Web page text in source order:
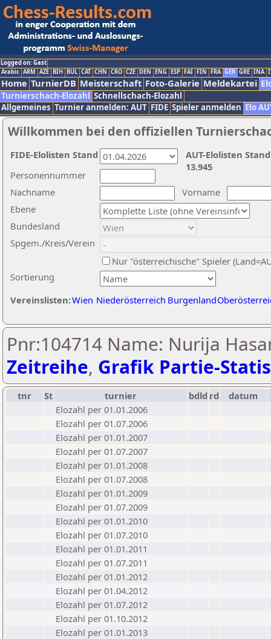
Logged on: Gast
Arabic ARM AZE BIH BUL CAT CHN CRO CZE DEN ENG ESP FAI FIN FRA GER GRE INA
Home TurnierDB Meisterschaft Foto-Galerie Meldekartei
Turnierschach-Elozahl Schnellschach-Elozahl
Allgemeines Turnier anmelden: AUT FIDE Spieler anmelden Elo
Willkommen bei den offiziellen
Nachname
Vorname
Ebene
Sortierung
Personennummer
Bundesland
Spgem./Kreis/Verein
Nur "österreichische" Spieler
Vereinslisten:Wien Niederösterreich Burgenland
AUT-Elolisten
13.945
FIDE-Elolisten Stand
Pnr:104714 Name: Nurija
Zeitreihe, Grafik Partie-
tnr St turnier bdld rd datum
Elozahl per 01.01.2006
Elozahl per 01.07.2006
Elozahl per 01.01.2007
Elozahl per 01.07.2007
Elozahl per 01.01.2008
Elozahl per 01.07.2008
Elozahl per 01.01.2009
Elozahl per 01.07.2009
Elozahl per 01.01.2010
Elozahl per 01.07.2010
Elozahl per 01.01.2011
Elozahl per 01.07.2011
Elozahl per 01.01.2012
Elozahl per 01.04.2012
Elozahl per 01.07.2012
Elozahl per 01.10.2012
Elozahl per 01.01.2013